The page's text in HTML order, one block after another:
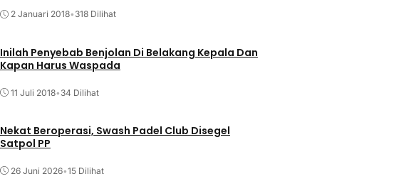
2 Januari 2018• 318 Dilihat
Inilah Penyebab Benjolan Di Belakang Kepala Dan
Kapan Harus Waspada
11 Juli 2018• 34 Dilihat
Nekat Beroperasi, Swash Padel Club Disegel
Satpol PP
26 Juni 2026•15 Dilihat